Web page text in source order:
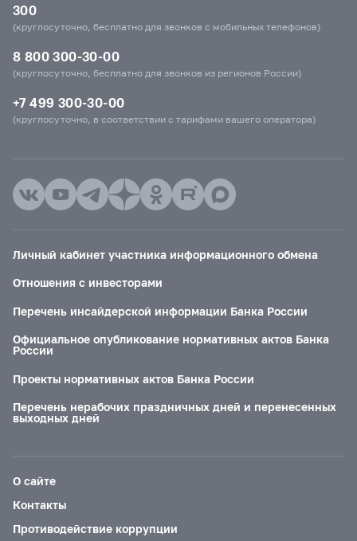
300
(круглосуточно, бесплатно для звонков с мобильных телефонов)
8 800 300-30-00
(круглосуточно, бесплатно для звонков из регионов России)
+7 499 300-30-00
(круглосуточно, в соответствии с тарифами вашего оператора)
Личный кабинет участника информационного обмена
Отношения с инвесторами
Перечень инсайдерской информации Банка России
Официальное опубликование нормативных актов Банка
России
Проекты нормативных актов Банка России
Перечень нерабочих праздничных дней и перенесенных
выходных дней
О сайте
Контакты
Противодействие коррупции